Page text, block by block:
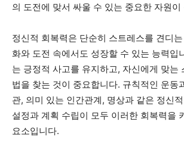
의 도전에 맞서 싸울 수 있는 중요한 자원이
정신적 회복력은 단순히 스트레스를 견디
화와 도전 속에서도 성장할 수 있는 능력입
는 긍정적 사고를 유지하고, 자신에게 맞는
법을 찾는 것이 중요합니다. 규칙적인 운동
관, 의미 있는 인간관계, 명상과 같은 정신
설정과 계획 수립이 모두 이러한 회복력을
요소입니다.